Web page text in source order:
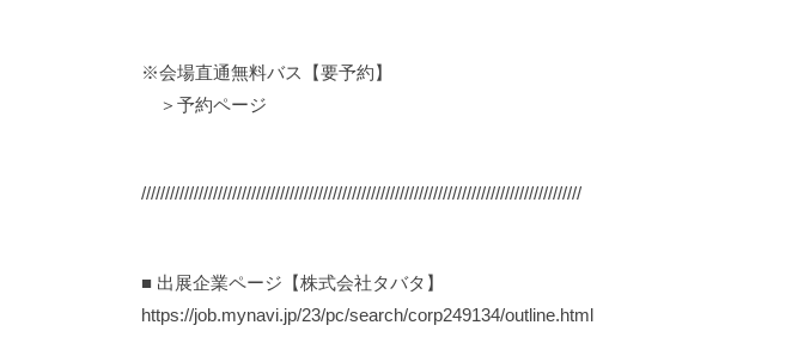
※会場直通無料バス【要予約】
＞ 予約ページ
////////////////////////////////////////////////////////////////////////////////////////////
■ 出展企業ページ【株式会社タバタ】
https://job.mynavi.jp/23/pc/search/corp249134/outline.html